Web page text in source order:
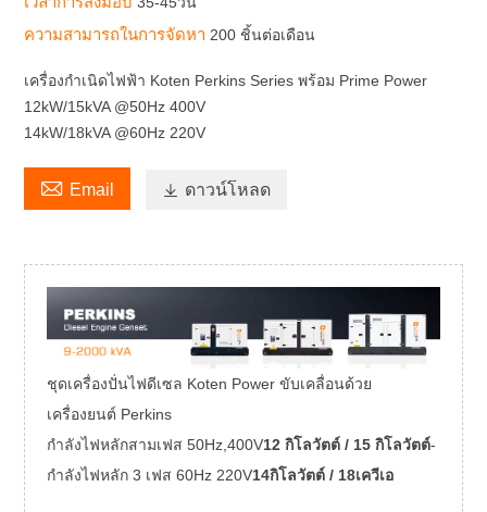
ความสามารถในการจัดหา 200 ชิ้นต่อเดือน
เครื่องกำเนิดไฟฟ้า Koten Perkins Series พร้อม Prime Power
12kW/15kVA @50Hz 400V
14kW/18kVA @60Hz 220V
 Email  ดาวน์โหลด
ชุดเครื่องปั่นไฟดีเซล Koten Power ขับเคลื่อนด้วย
เครื่องยนต์ Perkins
กำลังไฟหลักสามเฟส 50Hz,400V12 กิโลวัตต์ / 15 กิโลวัตต์-
กำลังไฟหลัก 3 เฟส 60Hz 220V14กิโลวัตต์ / 18เควีเอ